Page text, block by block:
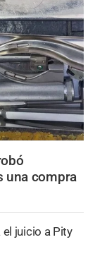
una compra
juicio a Pity